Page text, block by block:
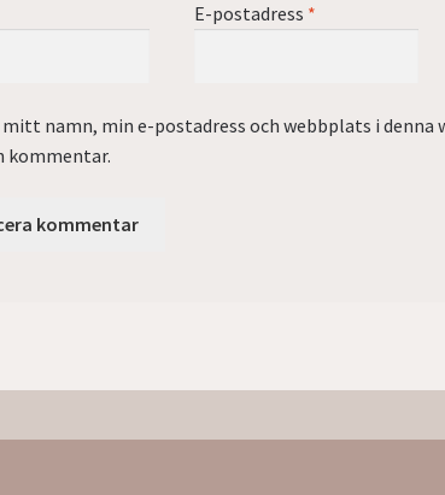
E-postadress *
mitt namn, min e-postadress och webbplats i denna
kommentar.